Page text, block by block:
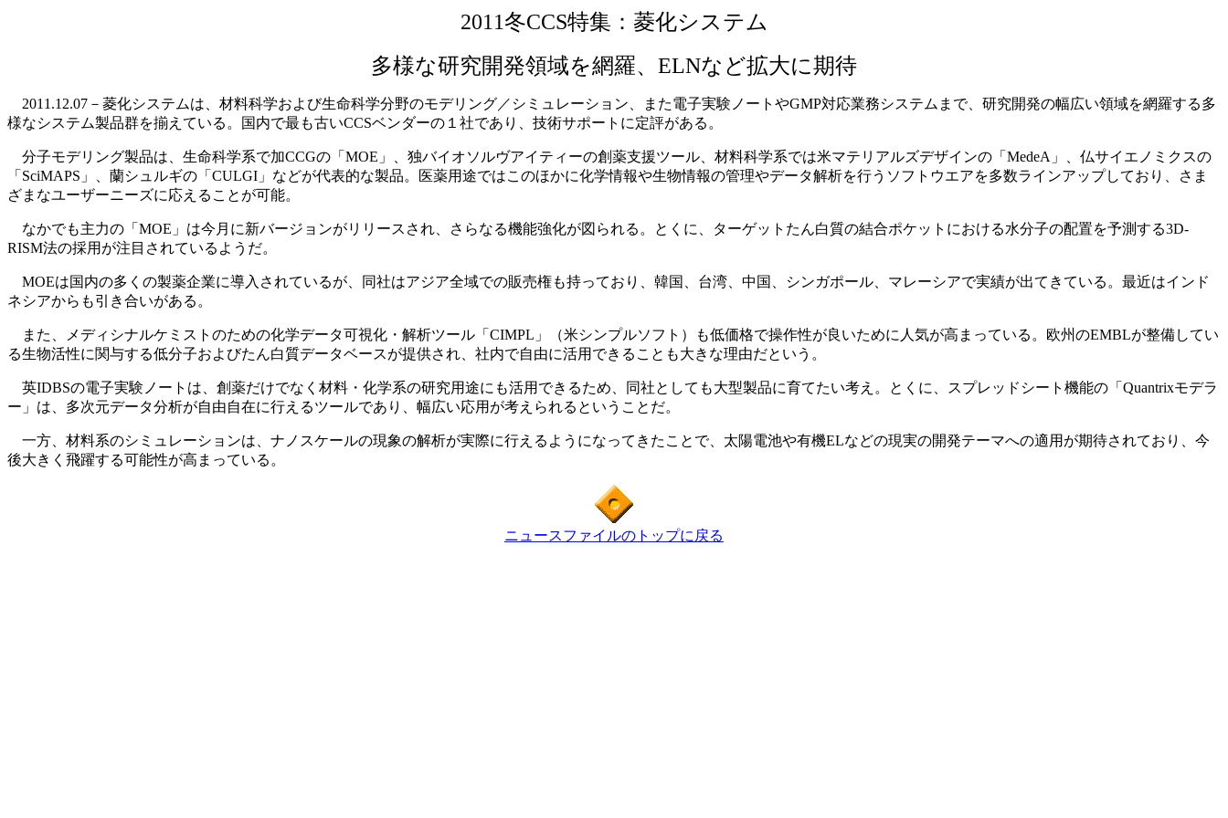
2011冬CCS特集：菱化システム
多様な研究開発領域を網羅、ELNなど拡大に期待
2011.12.07－菱化システムは、材料科学および生命科学分野のモデリング／シミュレーション、また電子実験ノートやGMP対応業務システムまで、研究開発の幅広い領域を網羅する多
様なシステム製品群を揃えている。国内で最も古いCCSベンダーの１社であり、技術サポートに定評がある。
分子モデリング製品は、生命科学系で加CCGの「MOE」、独バイオソルヴアイティーの創薬支援ツール、材料科学系では米マテリアルズデザインの「MedeA」、仏サイエノミクスの
「SciMAPS」、蘭シュルギの「CULGI」などが代表的な製品。医薬用途ではこのほかに化学情報や生物情報の管理やデータ解析を行うソフトウエアを多数ラインアップしており、さま
ざまなユーザーニーズに応えることが可能。
なかでも主力の「MOE」は今月に新バージョンがリリースされ、さらなる機能強化が図られる。とくに、ターゲットたん白質の結合ポケットにおける水分子の配置を予測する3D-
RISM法の採用が注目されているようだ。
MOEは国内の多くの製薬企業に導入されているが、同社はアジア全域での販売権も持っており、韓国、台湾、中国、シンガポール、マレーシアで実績が出てきている。最近はインド
ネシアからも引き合いがある。
また、メディシナルケミストのための化学データ可視化・解析ツール「CIMPL」（米シンプルソフト）も低価格で操作性が良いために人気が高まっている。欧州のEMBLが整備してい
る生物活性に関与する低分子およびたん白質データベースが提供され、社内で自由に活用できることも大きな理由だという。
英IDBSの電子実験ノートは、創薬だけでなく材料・化学系の研究用途にも活用できるため、同社としても大型製品に育てたい考え。とくに、スプレッドシート機能の「Quantrixモデラ
ー」は、多次元データ分析が自由自在に行えるツールであり、幅広い応用が考えられるということだ。
一方、材料系のシミュレーションは、ナノスケールの現象の解析が実際に行えるようになってきたことで、太陽電池や有機ELなどの現実の開発テーマへの適用が期待されており、今
後大きく飛躍する可能性が高まっている。
ニュースファイルのトップに戻る